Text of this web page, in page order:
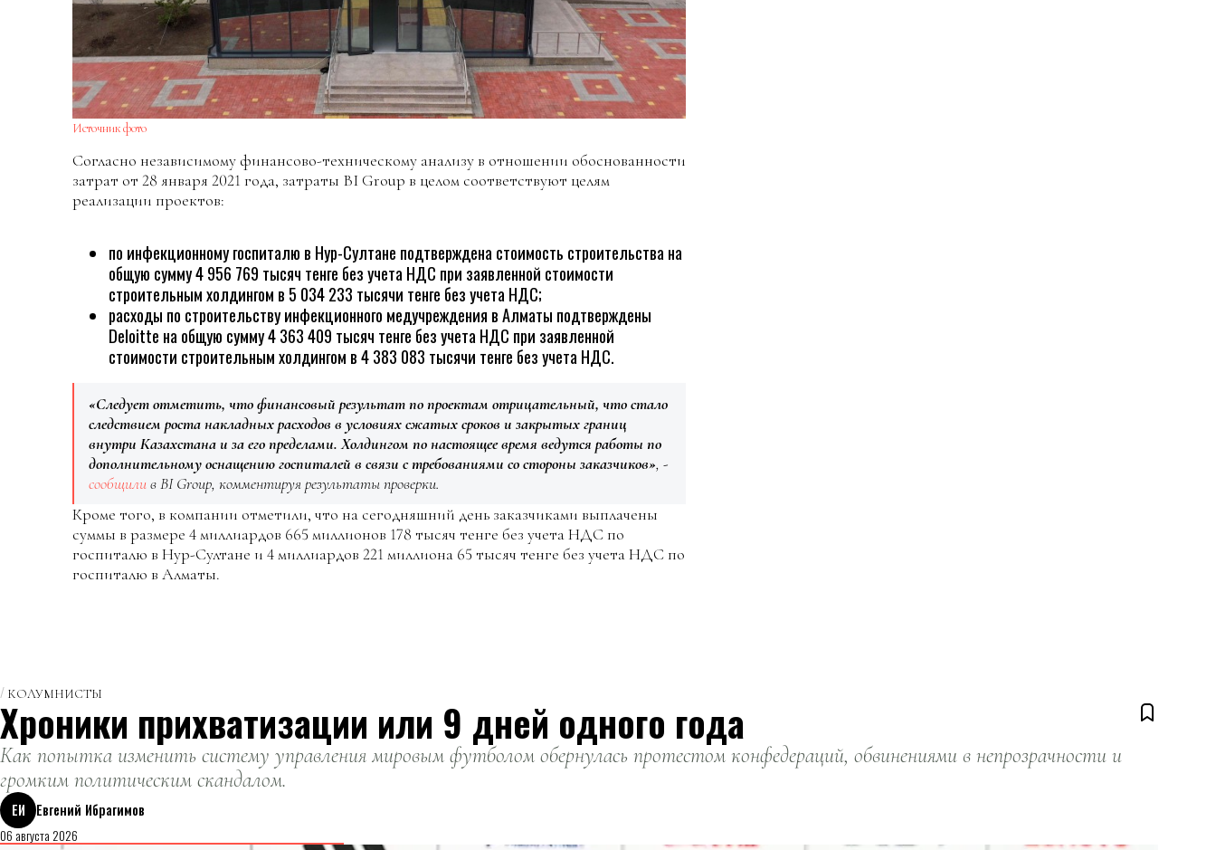
Источник фото
Согласно независимому финансово-техническому анализу в отношении обоснованности
затрат от 28 января 2021 года, затраты BI Group в целом соответствуют целям
реализации проектов:
по инфекционному госпиталю в Нур-Султане подтверждена стоимость строительства на
общую сумму 4 956 769 тысяч тенге без учета НДС при заявленной стоимости
строительным холдингом в 5 034 233 тысячи тенге без учета НДС;
расходы по строительству инфекционного медучреждения в Алматы подтверждены
Deloitte на общую сумму 4 363 409 тысяч тенге без учета НДС при заявленной
стоимости строительным холдингом в 4 383 083 тысячи тенге без учета НДС.
«Следует отметить, что финансовый результат по проектам отрицательный, что стало
следствием роста накладных расходов в условиях сжатых сроков и закрытых границ
внутри Казахстана и за его пределами. Холдингом по настоящее время ведутся работы по
дополнительному оснащению госпиталей в связи с требованиями со стороны заказчиков», -
сообщилив BI Group, комментируя результаты проверки.
Кроме того, в компании отметили, что на сегодняшний день заказчиками выплачены
суммы в размере 4 миллиардов 665 миллионов 178 тысяч тенге без учета НДС по
госпиталю в Нур-Султане и 4 миллиардов 221 миллиона 65 тысяч тенге без учета НДС по
госпиталю в Алматы.
КОЛУМНИСТЫ
Хроники прихватизации или 9 дней одного года
Как попытка изменить систему управления мировым футболом обернулась протестом конфедераций, обвинениями в непрозрачности и
громким политическим скандалом.
ЕИ
Евгений Ибрагимов
06 августа 2026